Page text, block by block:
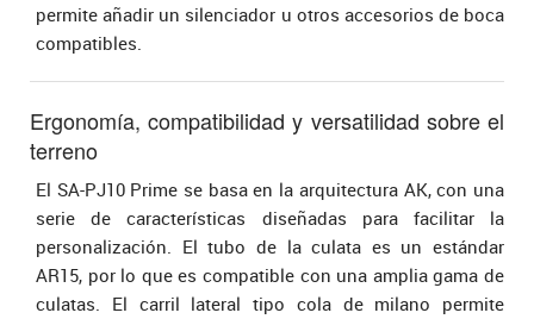
permite añadir un silenciador u otros accesorios de boca
compatibles.
Ergonomía, compatibilidad y versatilidad sobre el
terreno
El SA-PJ10 Prime se basa en la arquitectura AK, con una
serie de características diseñadas para facilitar la
personalización. El tubo de la culata es un estándar
AR15, por lo que es compatible con una amplia gama de
culatas. El carril lateral tipo cola de milano permite